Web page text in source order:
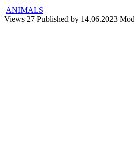
ANIMALS
Views 27 Published by 14.06.2023